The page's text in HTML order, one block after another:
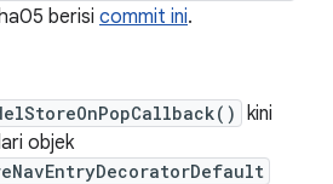
berisi commit ini.
kini
objek